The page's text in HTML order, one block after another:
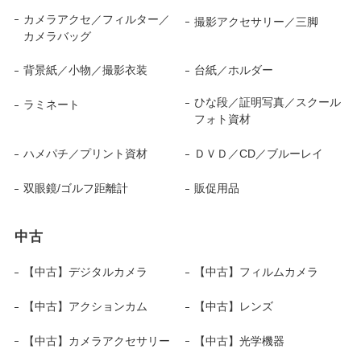
カメラアクセ／フィルター／
カメラバッグ
撮影アクセサリー／三脚
背景紙／小物／撮影衣装 台紙／ホルダー
ラミネート
ひな段／証明写真／スクール
フォト資材
ハメパチ／プリント資材 ＤＶＤ／CD／ブルーレイ
双眼鏡/ゴルフ距離計 販促用品
中古
【中古】デジタルカメラ 【中古】フィルムカメラ
【中古】アクションカム 【中古】レンズ
【中古】カメラアクセサリー 【中古】光学機器